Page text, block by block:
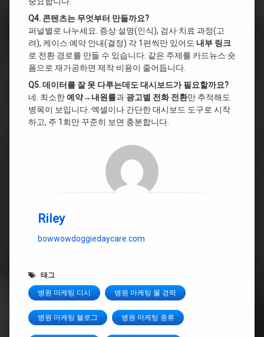
Q4. 콘텐츠는 무엇부터 만들까요?
퍼널별로 나누세요. 증상 설명(인식), 검사·치료 과정(고
려), 케이스·예약 안내(결정) 각 1편씩만 있어도 내부 링크
로 전환 경로를 만들 수 있습니다. 같은 주제를 카드뉴스·숏
폼으로 재가공하면 제작 비용이 줄어듭니다.
Q5. 데이터를 잘 못 다루는데도 대시보드가 필요할까요?
네. 최소한예약→내원률과 광고별 전화 전환만 추적해도
병목이 보입니다. 엑셀이나 간단한 대시보드 도구로 시작
하고, 주 1회만 꾸준히 보면 충분합니다.
Riley
bowwowdoggiedaycare.com
태그
병원 마케팅 디시 병원 마케팅 물 경력
병원 마케팅 블로그 병원 마케팅 종류